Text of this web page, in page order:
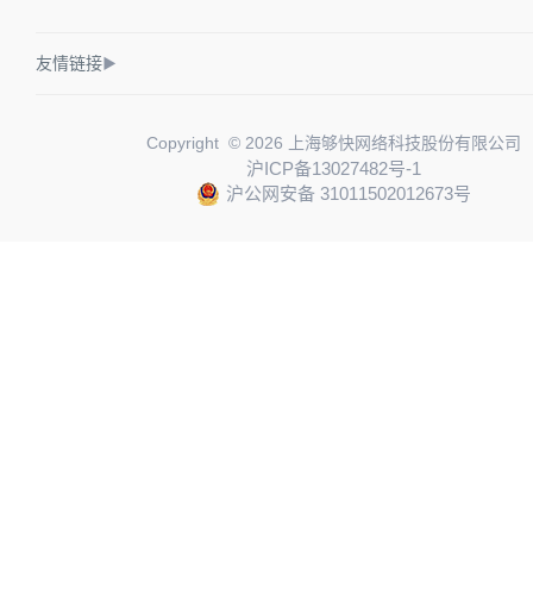
友情链接▶
Copyright © 2026 上海够快网络科技股份有限公司
沪ICP备13027482号-1
沪公网安备 31011502012673号